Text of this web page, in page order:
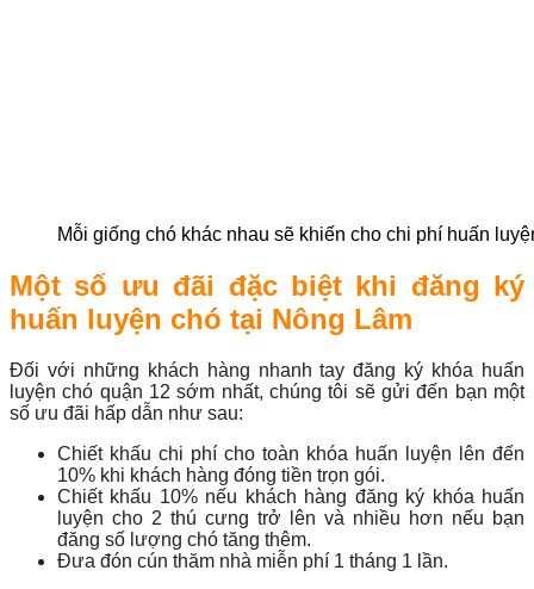
Mỗi giống chó khác nhau sẽ khiến cho chi phí huấn
Một số ưu đãi đặc biệt khi đăng ký
huấn luyện chó tại Nông Lâm
Đối với những khách hàng nhanh tay đăng ký khóa huấn
luyện chó quận 12 sớm nhất, chúng tôi sẽ gửi đến bạn một
số ưu đãi hấp dẫn như sau:
Chiết khấu chi phí cho toàn khóa huấn luyện lên đến
10% khi khách hàng đóng tiền trọn gói.
Chiết khấu 10% nếu khách hàng đăng ký khóa huấn
luyện cho 2 thú cưng trở lên và nhiều hơn nếu bạn
đăng số lượng chó tăng thêm.
Đưa đón cún thăm nhà miễn phí 1 tháng 1 lần.